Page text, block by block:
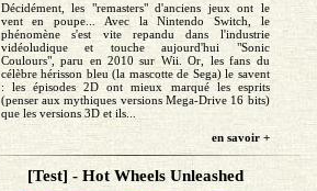
Décidément, les "remasters" d'anciens jeux ont le
vent en poupe... Avec la Nintendo Switch, le
phénomène s'est vite repandu dans l'industrie
vidéoludique et touche aujourd'hui "Sonic
Coulours", paru en 2010 sur Wii. Or, les fans du
célèbre hérisson bleu (la mascotte de Sega) le savent
: les épisodes 2D ont mieux marqué les esprits
(penser aux mythiques versions Mega-Drive 16 bits)
que les versions 3D et ils...
en savoir +
[Test] - Hot Wheels Unleashed